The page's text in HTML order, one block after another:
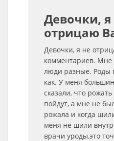
Девочки, я
отрицаю
Девочки, я не
комментариев. Мне
люди разные. Роды
как. У меня
сказали, что
пойдут, а мне не
рожала и когда
меня не шили
врачи уроды,это